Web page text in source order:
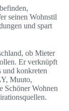
seinen Wohnstil
und spart
ob Mieter
Er verknüpft
und konkreten
Muuto,
Schöner Wohnen